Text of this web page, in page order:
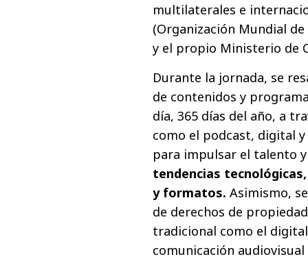
multilaterales e
(Organización Mundial
y el propio Ministerio de
Durante la jornada, se
de contenidos y
día, 365 días del año, a
como el podcast, digital y
para impulsar el talento
tendencias
y formatos. Asimismo,
de derechos de
tradicional como el
comunicación